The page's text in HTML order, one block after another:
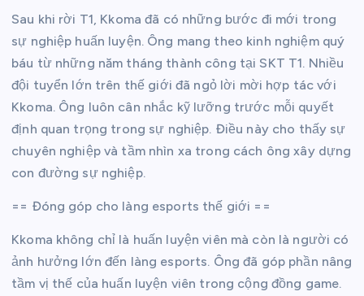
Sau khi rời T1, Kkoma đã có những bước đi mới trong
sự nghiệp huấn luyện. Ông mang theo kinh nghiệm quý
báu từ những năm tháng thành công tại SKT T1. Nhiều
đội tuyển lớn trên thế giới đã ngỏ lời mời hợp tác với
Kkoma. Ông luôn cân nhắc kỹ lưỡng trước mỗi quyết
định quan trọng trong sự nghiệp. Điều này cho thấy sự
chuyên nghiệp và tầm nhìn xa trong cách ông xây dựng
con đường sự nghiệp.
== Đóng góp cho làng esports thế giới ==
Kkoma không chỉ là huấn luyện viên mà còn là người có
ảnh hưởng lớn đến làng esports. Ông đã góp phần nâng
tầm vị thế của huấn luyện viên trong cộng đồng game.